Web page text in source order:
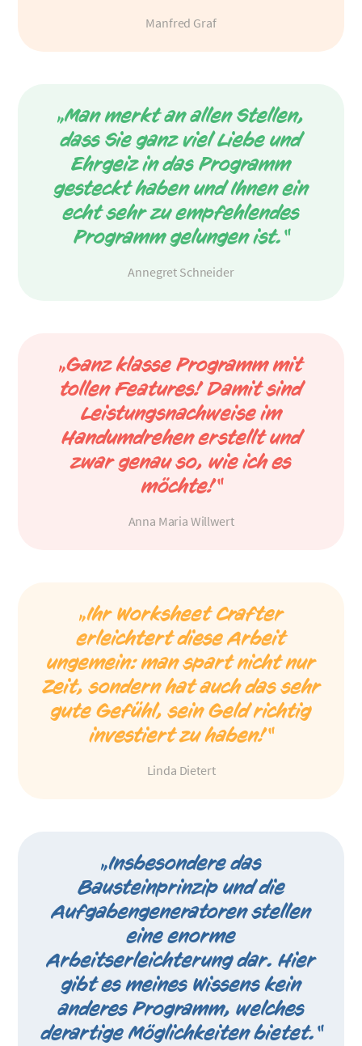
Manfred Graf
„Man merkt an allen Stellen,
dass Sie ganz viel Liebe und
Ehrgeiz in das Programm
gesteckt haben und Ihnen ein
echt sehr zu empfehlendes
Programm gelungen ist.“
Annegret Schneider
„Ganz klasse Programm mit
tollen Features! Damit sind
Leistungsnachweise im
Handumdrehen erstellt und
zwar genau so, wie ich es
möchte!“
Anna Maria Willwert
„Ihr Worksheet Crafter
erleichtert diese Arbeit
ungemein: man spart nicht nur
Zeit, sondern hat auch das sehr
gute Gefühl, sein Geld richtig
investiert zu haben!“
Linda Dietert
„Insbesondere das
Bausteinprinzip und die
Aufgabengeneratoren stellen
eine enorme
Arbeitserleichterung dar. Hier
gibt es meines Wissens kein
anderes Programm, welches
derartige Möglichkeiten bietet.“